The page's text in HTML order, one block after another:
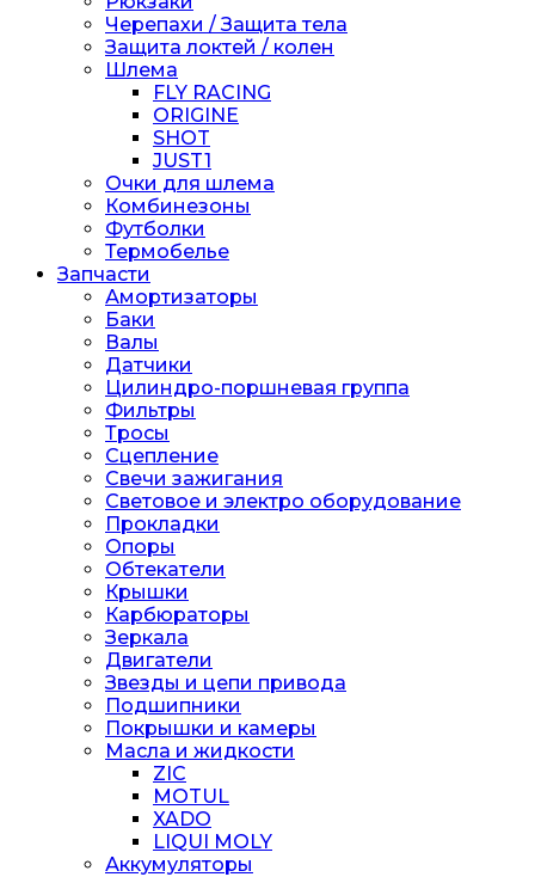
Черепахи / Защита тела
Защита локтей / колен
Шлема
FLY RACING
ORIGINE
SHOT
JUST1
Очки для шлема
Комбинезоны
Футболки
Термобелье
Запчасти
Амортизаторы
Баки
Валы
Датчики
Цилиндро-поршневая группа
Фильтры
Тросы
Сцепление
Свечи зажигания
Световое и электро оборудование
Прокладки
Опоры
Обтекатели
Крышки
Карбюраторы
Зеркала
Двигатели
Звезды и цепи привода
Подшипники
Покрышки и камеры
Масла и жидкости
ZIC
MOTUL
XADO
LIQUI MOLY
Аккумуляторы